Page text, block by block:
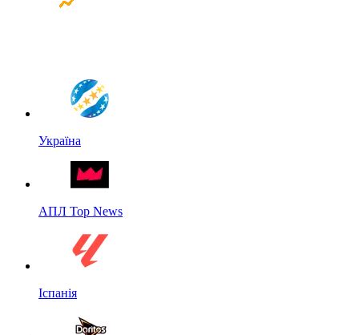
Україна
АПЛ Top News
Іспанія